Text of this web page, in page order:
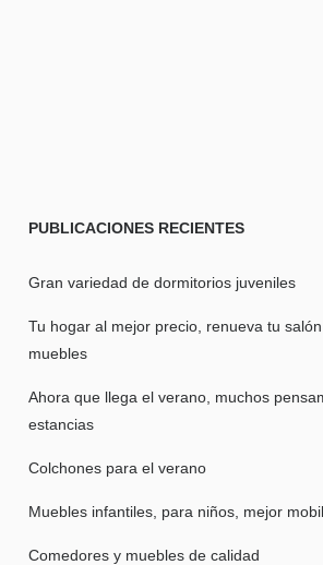
PUBLICACIONES RECIENTES
Gran variedad de dormitorios juveniles
Tu hogar al mejor precio, renueva tu
muebles
Ahora que llega el verano, muchos
estancias
Colchones para el verano
Muebles infantiles, para niños, mejor
Comedores y muebles de calidad